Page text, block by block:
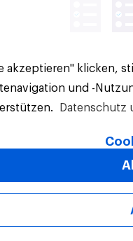
akzeptieren" klicken,
und -
Datenschutz